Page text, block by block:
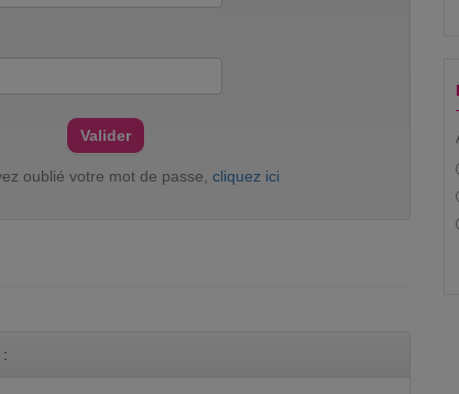
oublié votre mot de passe, cliquez ici